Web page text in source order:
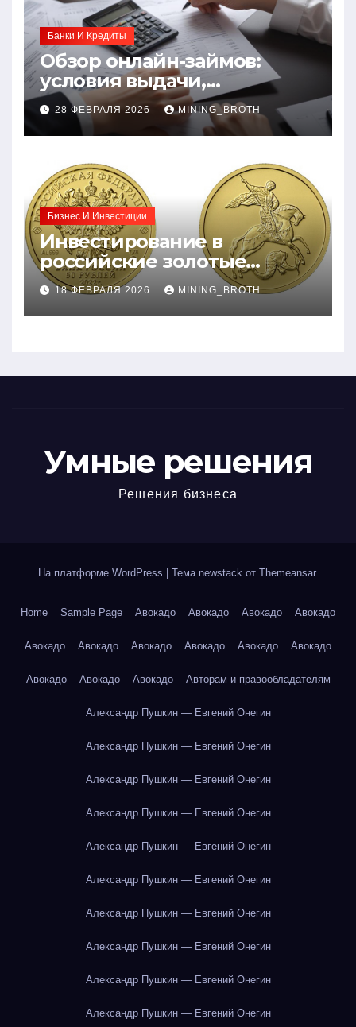
Банки И Кредиты
Обзор онлайн-займов:
условия выдачи,
процентные ставки и
требования к заемщикам
28 ФЕВРАЛЯ 2026 MINING_BROTH
Бизнес И Инвестиции
Инвестирование в
российские золотые
монеты: подробное
руководство
18 ФЕВРАЛЯ 2026 MINING_BROTH
Умные решения
Решения бизнеса
На платформе WordPress Тема newstack от Themeansar.
Home Sample Page Авокадо Авокадо Авокадо Авокадо
Авокадо Авокадо Авокадо Авокадо Авокадо Авокадо
Авокадо Авокадо Авокадо Авторам и правообладателям
Александр Пушкин — Евгений Онегин
Александр Пушкин — Евгений Онегин
Александр Пушкин — Евгений Онегин
Александр Пушкин — Евгений Онегин
Александр Пушкин — Евгений Онегин
Александр Пушкин — Евгений Онегин
Александр Пушкин — Евгений Онегин
Александр Пушкин — Евгений Онегин
Александр Пушкин — Евгений Онегин
Александр Пушкин — Евгений Онегин